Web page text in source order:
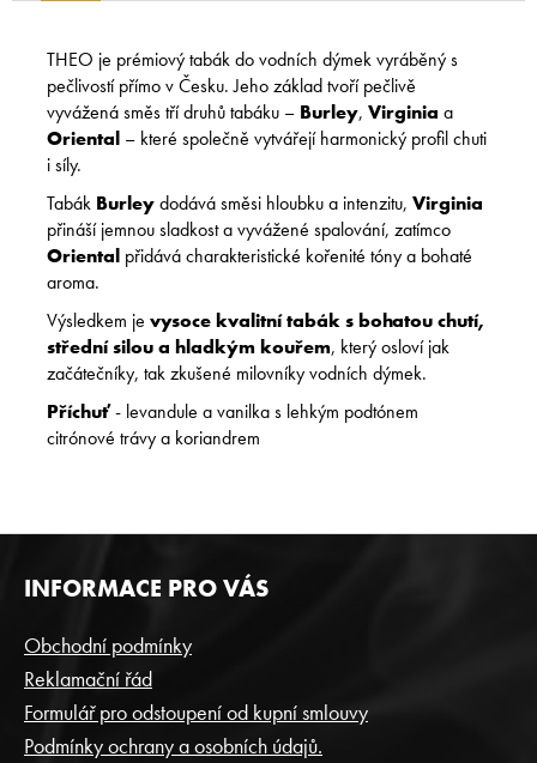
THEO je prémiový tabák do vodních dýmek vyráběný s
pečlivostí přímo v Česku. Jeho základ tvoří pečlivě
vyvážená směs tří druhů tabáku – Burley, Virginia a
Oriental – které společně vytvářejí harmonický profil chuti
i síly.
Tabák Burleydodává směsi hloubku a intenzitu, Virginia
přináší jemnou sladkost a vyvážené spalování, zatímco
Oriental přidává charakteristické kořenité tóny a bohaté
aroma.
Výsledkem je vysoce kvalitní tabák s bohatou chutí,
střední silou a hladkým kouřem, který osloví jak
začátečníky, tak zkušené milovníky vodních dýmek.
Příchuť- levandule a vanilka s lehkým podtónem
citrónové trávy a koriandrem
Z
Á
P
A
T
Í
INFORMACE PRO VÁS
Obchodní podmínky
Reklamační řád
Formulář pro odstoupení od kupní smlouvy
Podmínky ochrany a osobních údajů.